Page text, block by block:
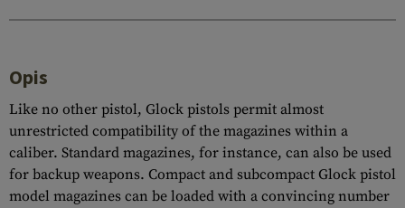
Opis
Like no other pistol, Glock pistols permit almost
unrestricted compatibility of the magazines within a
caliber. Standard magazines, for instance, can also be used
for backup weapons. Compact and subcompact Glock pistol
model magazines can be loaded with a convincing number